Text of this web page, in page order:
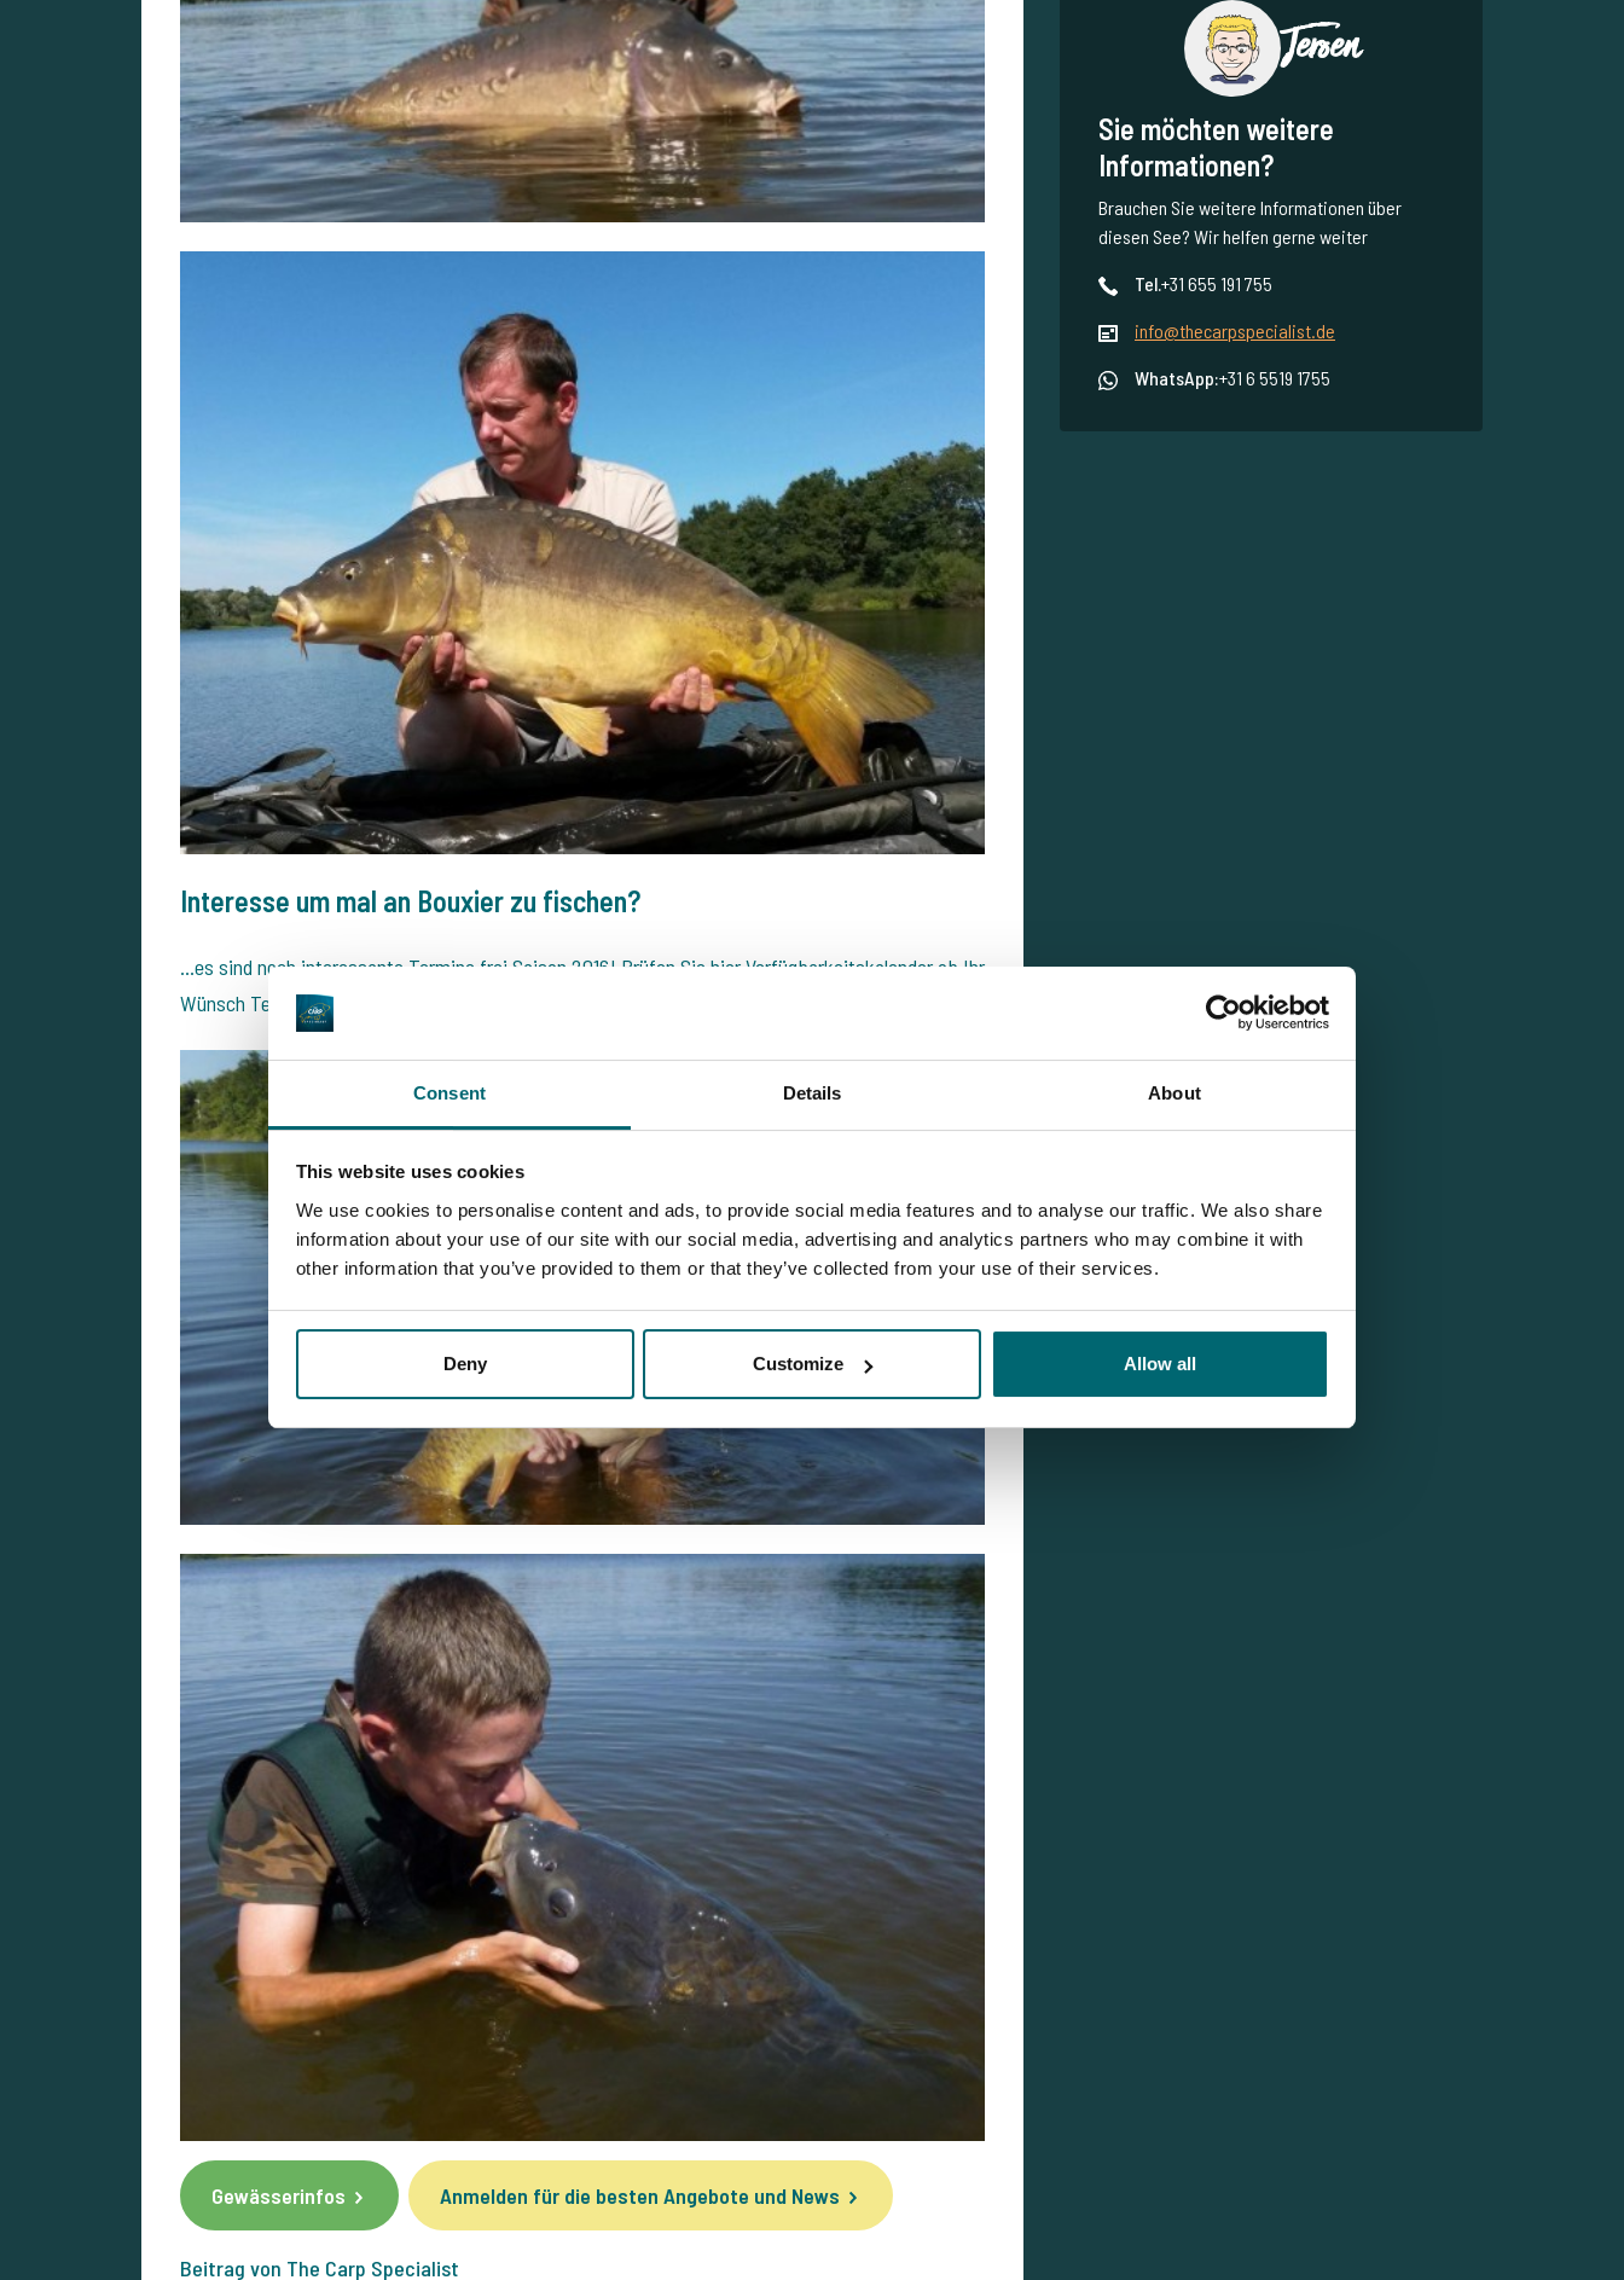
Consent Details About
This website uses cookies
We use cookies to personalise content and ads, to provide social media features and to analyse our traffic. We also share
information about your use of our site with our social media, advertising and analytics partners who may combine it with
other information that you’ve provided to them or that they’ve collected from your use of their services.
Deny Customize Allow all
Interesse um mal an Bouxier zu fischen?
…es sind noch interessante Termine frei Saison 2016! Prüfen Sie hier Verfügbarkeitskalender ob Ihr
Wünsch Termin noch frei ist.
Gewässerinfos Anmelden für die besten Angebote und News
Beitrag von The Carp Specialist
Jeroen
Sie möchten weitere
Informationen?
Brauchen Sie weitere Informationen über
diesen See? Wir helfen gerne weiter
Tel.+31 655 191 755
info@thecarpspecialist.de
WhatsApp:+31 6 5519 1755